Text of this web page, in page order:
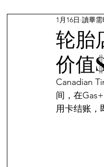
餐厅优惠Restaurant's
轮胎
价值
1月16日 讀畢
Canadian
间，在
用卡结账，